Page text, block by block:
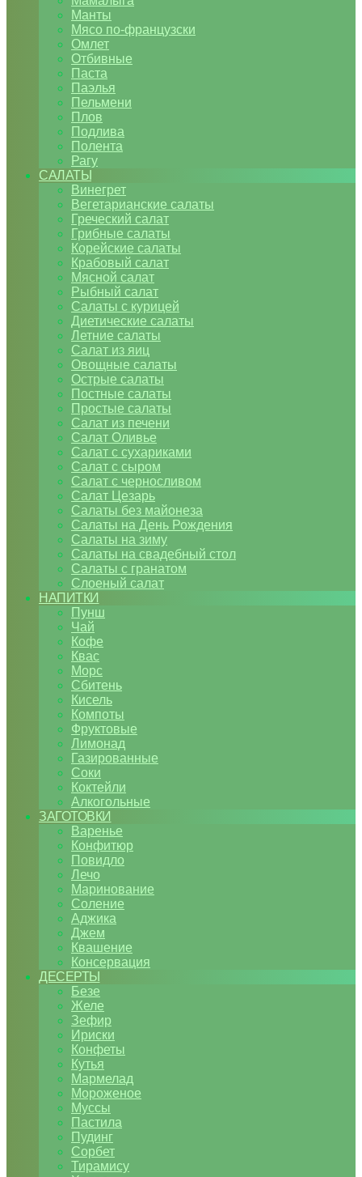
Манты
Мясо по-французски
Омлет
Отбивные
Паста
Паэлья
Пельмени
Плов
Подлива
Полента
Рагу
САЛАТЫ
Винегрет
Вегетарианские салаты
Греческий салат
Грибные салаты
Корейские салаты
Крабовый салат
Мясной салат
Рыбный салат
Салаты с курицей
Диетические салаты
Летние салаты
Салат из яиц
Овощные салаты
Острые салаты
Постные салаты
Простые салаты
Салат из печени
Салат Оливье
Салат с сухариками
Салат с сыром
Салат с черносливом
Салат Цезарь
Салаты без майонеза
Салаты на День Рождения
Салаты на зиму
Салаты на свадебный стол
Салаты с гранатом
Слоеный салат
НАПИТКИ
Пунш
Чай
Кофе
Квас
Морс
Сбитень
Кисель
Компоты
Фруктовые
Лимонад
Газированные
Соки
Коктейли
Алкогольные
ЗАГОТОВКИ
Варенье
Конфитюр
Повидло
Лечо
Маринование
Соление
Аджика
Джем
Квашение
Консервация
ДЕСЕРТЫ
Безе
Желе
Зефир
Ириски
Конфеты
Кутья
Мармелад
Мороженое
Муссы
Пастила
Пудинг
Сорбет
Тирамису